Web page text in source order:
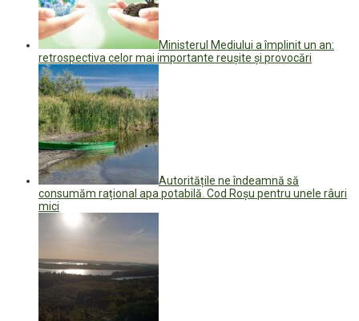
Ministerul Mediului a împlinit un an:
retrospectiva celor mai importante reușite și provocări
Autoritățile ne îndeamnă să
consumăm rațional apa potabilă. Cod Roșu pentru unele râuri
mici